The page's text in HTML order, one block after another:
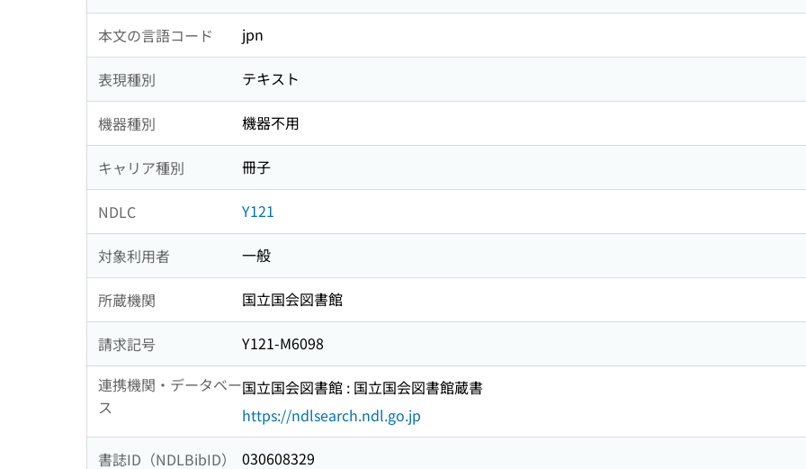
本文の言語コード jpn
表現種別 テキスト
機器種別 機器不用
キャリア種別 冊子
NDLC Y121
対象利用者 一般
所蔵機関 国立国会図書館
請求記号
Y121-M6098
連携機関・データベー
ス
国立国会図書館 : 国立国会図書館蔵書
https://ndlsearch.ndl.go.jp
書誌ID（NDLBibID）
030608329